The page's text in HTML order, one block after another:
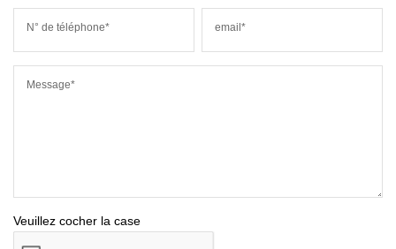
N° de téléphone* email*
Message*
Veuillez cocher la case